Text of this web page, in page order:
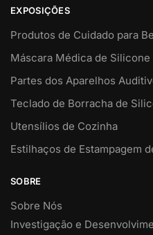
EXPOSIÇÕES
Produtos de Cuidado para
Máscara Médica de Silicone
Partes dos Aparelhos
Teclado de Borracha de
Utensílios de Cozinha
Estilhaços de Estampagem
SOBRE
Sobre Nós
Investigação e